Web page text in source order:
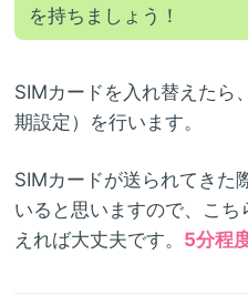
を持ちましょう！
SIMカードを入れ替えたら、
期設定）を行います。
SIMカードが送られてきた
いると思いますので、こ
えれば大丈夫です。 5分程